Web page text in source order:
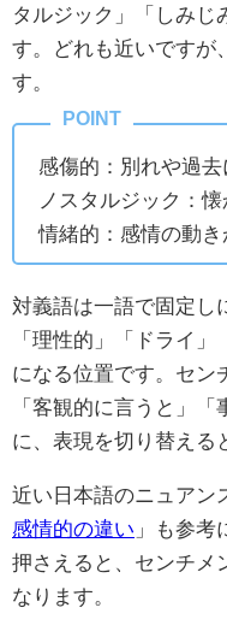
タルジック」「しみじ
す。どれも近いですが
す。
感傷的：別れや過
ノスタルジック：
情緒的：感情の動
対義語は一語で固定し
「理性的」「ドライ
になる位置です。セン
「客観的に言うと」
に、表現を切り替える
近い日本語のニュアン
感情的の違い 」も参考
押さえると、センチメ
なります。